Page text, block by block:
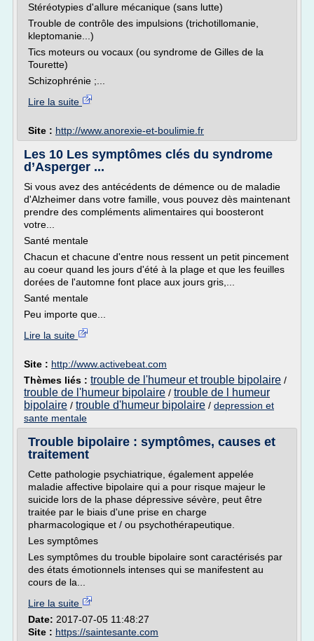
Stéréotypies d'allure mécanique (sans lutte)
Trouble de contrôle des impulsions (trichotillomanie,
kleptomanie...)
Tics moteurs ou vocaux (ou syndrome de Gilles de la
Tourette)
Schizophrénie ;...
Lire la suite
Site : http://www.anorexie-et-boulimie.fr
Les 10 Les symptômes clés du syndrome
d’Asperger ...
Si vous avez des antécédents de démence ou de maladie
d'Alzheimer dans votre famille, vous pouvez dès maintenant
prendre des compléments alimentaires qui boosteront
votre...
Santé mentale
Chacun et chacune d'entre nous ressent un petit pincement
au coeur quand les jours d'été à la plage et que les feuilles
dorées de l'automne font place aux jours gris,...
Santé mentale
Peu importe que...
Lire la suite
Site : http://www.activebeat.com
Thèmes liés : trouble de l'humeur et trouble bipolaire /
trouble de l'humeur bipolaire / trouble de l humeur
bipolaire / trouble d'humeur bipolaire / depression et
sante mentale
Trouble bipolaire : symptômes, causes et
traitement
Cette pathologie psychiatrique, également appelée
maladie affective bipolaire qui a pour risque majeur le
suicide lors de la phase dépressive sévère, peut être
traitée par le biais d'une prise en charge
pharmacologique et / ou psychothérapeutique.
Les symptômes
Les symptômes du trouble bipolaire sont caractérisés par
des états émotionnels intenses qui se manifestent au
cours de la...
Lire la suite
Date: 2017-07-05 11:48:27
Site : https://saintesante.com